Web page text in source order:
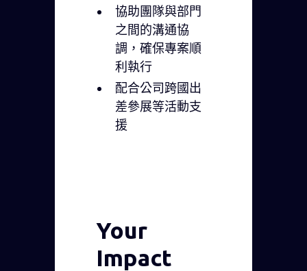
協助團隊與部門
之間的溝通協
調，確保專案順
利執行
配合公司跨國出
差參展等活動支
援
Your
Impact